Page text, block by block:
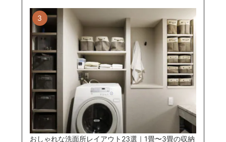
おしゃれな洗面所レイアウト23選｜1畳〜3畳の収納